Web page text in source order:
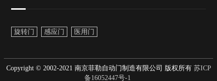
旋转门 感应门 医用门
Copyright © 2002-2021 南京菲勒自动门制造有限公司 版权所有苏ICP
备16052447号-1